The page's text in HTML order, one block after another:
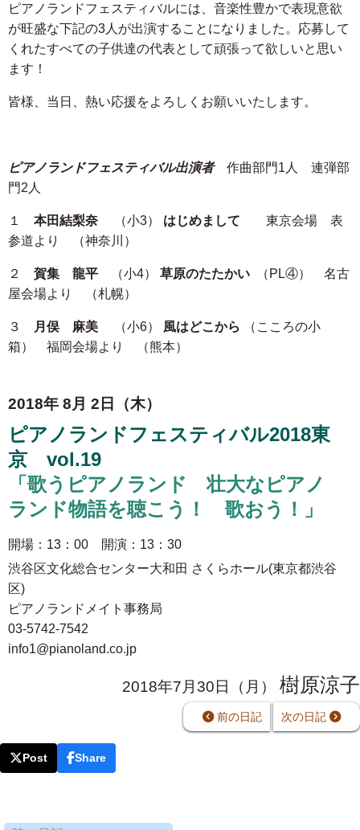
ピアノランドフェスティバルには、音楽性豊かで表現意欲
が旺盛な下記の3人が出演することになりました。応募して
くれたすべての子供達の代表として頑張って欲しいと思い
ます！
皆様、当日、熱い応援をよろしくお願いいたします。
ピアノランドフェスティバル出演者 作曲部門1人 連弾部
門2人
１ 本田結梨奈 （小3） はじめまして 東京会場 表
参道より （神奈川）
２賀集 龍平 （小4） 草原のたたかい （PL④） 名古
屋会場より （札幌）
３ 月俣 麻美 （小6） 風はどこから
（こころの小
箱） 福岡会場より （熊本）
2018年 8月 2日（木）
ピアノランドフェスティバル2018東
京 vol.19
「歌うピアノランド 壮大なピアノ
ランド物語を聴こう！ 歌おう！」
開場：13：00 開演：13：30
渋谷区文化総合センター大和田 さくらホール(東京都渋谷
区)
ピアノランドメイト事務局
03-5742-7542
info1@pianoland.co.jp
2018年7月30日（月） 樹原涼子
前の日記 次の日記
Post Share